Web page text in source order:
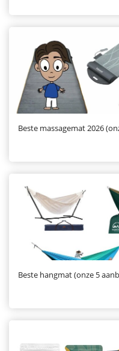
Beste massagemat 2026
Beste hangmat (onze 5